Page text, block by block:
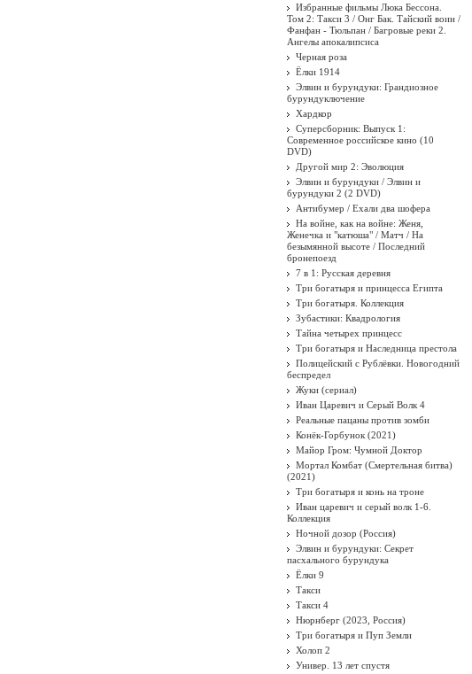
Избранные фильмы Люка Бессона.
Том 2: Такси 3 / Онг Бак. Тайский воин /
Фанфан - Тюльпан / Багровые реки 2.
Ангелы апокалипсиса
Черная роза
Ёлки 1914
Элвин и бурундуки: Грандиозное
бурундуключение
Хардкор
Суперсборник: Выпуск 1:
Современное российское кино (10
DVD)
Другой мир 2: Эволюция
Элвин и бурундуки / Элвин и
бурундуки 2 (2 DVD)
Антибумер / Ехали два шофера
На войне, как на войне: Женя,
Женечка и "катюша" / Матч / На
безымянной высоте / Последний
бронепоезд
7 в 1: Русская деревня
Три богатыря и принцесса Египта
Три богатыря. Коллекция
Зубастики: Квадрология
Тайна четырех принцесс
Три богатыря и Наследница престола
Полицейский с Рублёвки. Новогодний
беспредел
Жуки (сериал)
Иван Царевич и Серый Волк 4
Реальные пацаны против зомби
Конёк-Горбунок (2021)
Майор Гром: Чумной Доктор
Мортал Комбат (Смертельная битва)
(2021)
Три богатыря и конь на троне
Иван царевич и серый волк 1-6.
Коллекция
Ночной дозор (Россия)
Элвин и бурундуки: Секрет
пасхального бурундука
Ёлки 9
Такси
Такси 4
Нюрнберг (2023, Россия)
Три богатыря и Пуп Земли
Холоп 2
Универ. 13 лет спустя